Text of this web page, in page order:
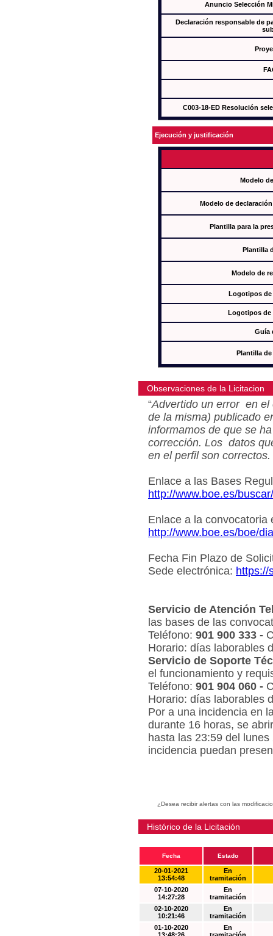
Anuncio Selección
Declaración responsable de
C003-18-ED Resolución
Ejecución y justificación
Modelo
Modelo de
Plantilla para la
Plantilla
Modelo de
Logotipos de
Logotipos de
Guía
Plantilla
Observaciones de la Licitacion
“Advertido un error en el
de la misma) publicado
informamos de que se
corrección. Los datos
en el perfil son correctos.
Enlace a las Bases
http://www.boe.es/
Enlace a la convocatoria
http://www.boe.es/boe/
Fecha Fin Plazo de
Sede electrónica: https://
Servicio de Atención
las bases de las
Teléfono: 901 900 333 -
Horario: días laborables
Servicio de Soporte
el funcionamiento y
Teléfono: 901 904 060 -
Horario: días laborables
Por a una incidencia en
durante 16 horas, se
hasta las 23:59 del
incidencia puedan
¿Desea recibir alertas con las
Histórico de la Licitación
Fecha Estado
20-01-2021
13:54:48
En
tramitación
07-10-2020
14:27:28
En
tramitación
02-10-2020
10:21:46
En
tramitación
01-10-2020
En